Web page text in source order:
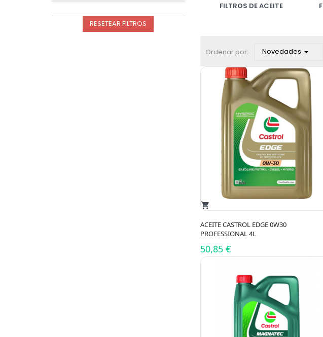
RESETEAR FILTROS
FILTROS DE ACEITE
Ordenar por: Novedades
shopping_cart
ACEITE CASTROL EDGE 0W30
PROFESSIONAL 4L
50,85 €